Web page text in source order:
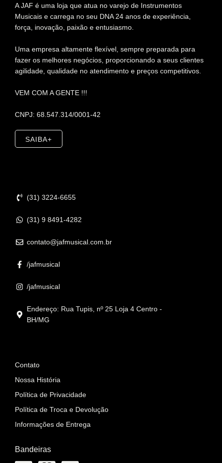
A JAF é uma loja que atua no varejo de Instrumentos
Musicais e carrega no seu DNA 24 anos de experiência,
força, inovação, paixão e entusiasmo.
Uma empresa altamente flexível, sempre preparada para
fazer os melhores negócios, proporcionando a seus clientes
agilidade, qualidade no atendimento e preços competitivos.
VEM COM A GENTE !!!
CNPJ: 68.547.314/0001-42
SAIBA+
(31) 3224-6655
(31) 9 8491-4282
contato@jafmusical.com.br
/jafmusical
/jafmusical
Endereço: Rua Tupis, nº 25 Loja 4 Centro -
BH/MG
Contato
Nossa História
Política de Privacidade
Política de Troca e Devolução
Informações de Entrega
Bandeiras